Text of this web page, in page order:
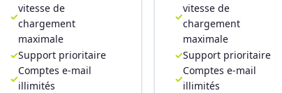
vitesse de
chargement
maximale
Support prioritaire
Comptes e-mail
illimités
vitesse de
chargement
maximale
Support prioritaire
Comptes e-mail
illimités